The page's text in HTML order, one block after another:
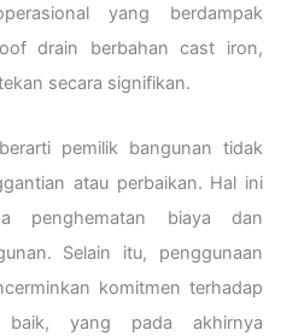
yang berdampak
drain berbahan cast iron,
secara signifikan.
pemilik bangunan tidak
atau perbaikan. Hal ini
penghematan biaya dan
Selain itu, penggunaan
komitmen terhadap
yang pada akhirnya